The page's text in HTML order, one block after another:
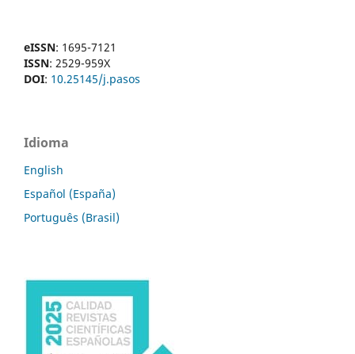
eISSN: 1695-7121
ISSN: 2529-959X
DOI: 10.25145/j.pasos
Idioma
English
Español (España)
Português (Brasil)